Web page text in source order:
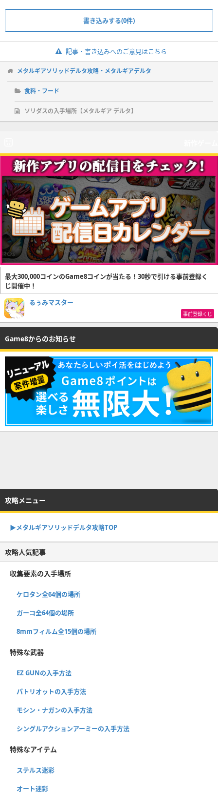
書き込みする(0件)
記事・書き込みへのご意見はこちら
メタルギアソリッドデルタ攻略・メタルギアデルタ
食料・フード
ソリダスの入手場所【メタルギア デルタ】
最大300,000コインのGame8コインが当たる！30秒で引ける事前登録く
じ開催中！
るぅみマスター
事前登録くじ
Game8からのお知らせ
攻略メニュー
▶︎メタルギアソリッドデルタ攻略TOP
攻略人気記事
収集要素の入手場所
ケロタン全64個の場所
ガーコ全64個の場所
8mmフィルム全15個の場所
特殊な武器
EZ GUNの入手方法
パトリオットの入手方法
モシン・ナガンの入手方法
シングルアクションアーミーの入手方法
特殊なアイテム
ステルス迷彩
オート迷彩